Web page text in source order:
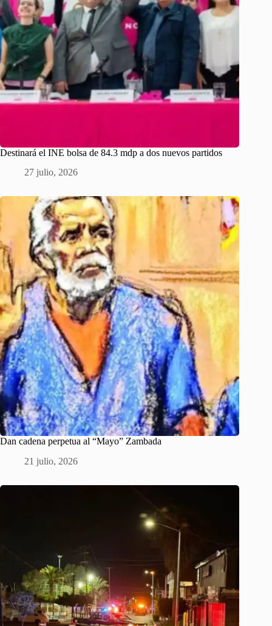
Destinará el INE bolsa de 84.3 mdp a dos nuevos partidos
27 julio, 2026
Dan cadena perpetua al “Mayo” Zambada
21 julio, 2026